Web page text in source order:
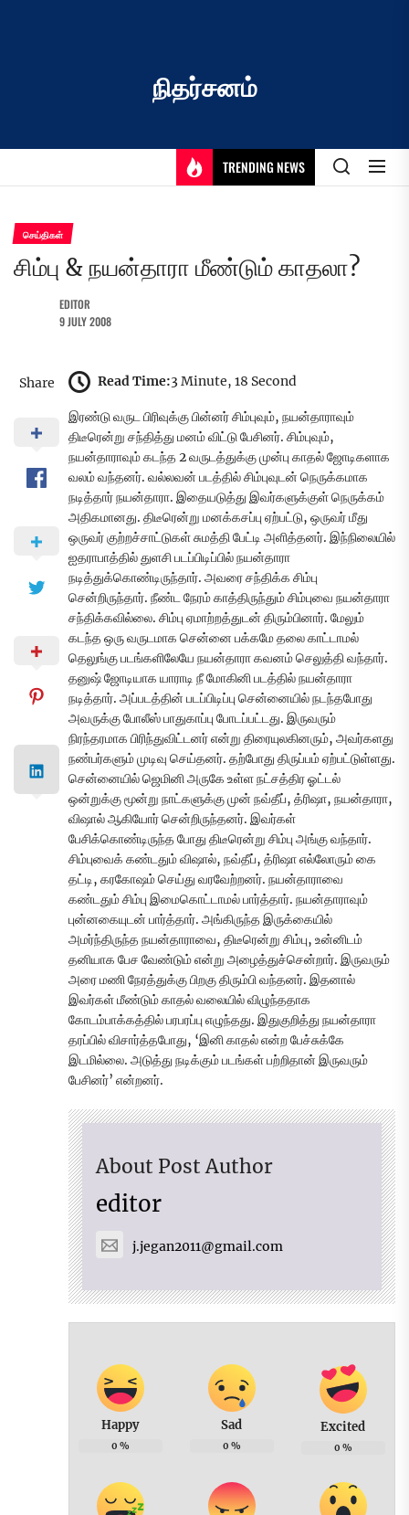
நிதர்சனம்
TRENDING NEWS
செய்திகள்
சிம்பு & நயன்தாரா மீண்டும் காதலா?
EDITOR
9 JULY 2008
Share Read Time:3 Minute, 18 Second
இரண்டு வருட பிரிவுக்கு பின்னர் சிம்புவும், நயன்தாராவும்
திடீரென்று சந்தித்து மனம் விட்டு பேசினர். சிம்புவும்,
நயன்தாராவும் கடந்த 2 வருடத்துக்கு முன்பு காதல் ஜோடிகளாக
வலம் வந்தனர். வல்லவன் படத்தில் சிம்புவுடன் நெருக்கமாக
நடித்தார் நயன்தாரா. இதையடுத்து இவர்களுக்குள் நெருக்கம்
அதிகமானது. திடீரென்று மனக்கசப்பு ஏற்பட்டு, ஒருவர் மீது
ஒருவர் குற்றச்சாட்டுகள் சுமத்தி பேட்டி அளித்தனர். இந்நிலையில்
ஐதராபாத்தில் துளசி படப்பிடிப்பில் நயன்தாரா
நடித்துக்கொண்டிருந்தார். அவரை சந்திக்க சிம்பு
சென்றிருந்தார். நீண்ட நேரம் காத்திருந்தும் சிம்புவை நயன்தாரா
சந்திக்கவில்லை. சிம்பு ஏமாற்றத்துடன் திரும்பினார். மேலும்
கடந்த ஒரு வருடமாக சென்னை பக்கமே தலை காட்டாமல்
தெலுங்கு படங்களிலேயே நயன்தாரா கவனம் செலுத்தி வந்தார்.
தனுஷ் ஜோடியாக யாராடி நீ மோகினி படத்தில் நயன்தாரா
நடித்தார். அப்படத்தின் படப்பிடிப்பு சென்னையில் நடந்தபோது
அவருக்கு போலீஸ் பாதுகாப்பு போடப்பட்டது. இருவரும்
நிரந்தரமாக பிரிந்துவிட்டனர் என்று திரையுலகினரும், அவர்களது
நண்பர்களும் முடிவு செய்தனர். தற்போது திருப்பம் ஏற்பட்டுள்ளது.
சென்னையில் ஜெமினி அருகே உள்ள நட்சத்திர ஓட்டல்
ஒன்றுக்கு மூன்று நாட்களுக்கு முன் நவ்தீப், த்ரிஷா, நயன்தாரா,
விஷால் ஆகியோர் சென்றிருந்தனர். இவர்கள்
பேசிக்கொண்டிருந்த போது திடீரென்று சிம்பு அங்கு வந்தார்.
சிம்புவைக் கண்டதும் விஷால், நவ்தீப், த்ரிஷா எல்லோரும் கை
தட்டி, கரகோஷம் செய்து வரவேற்றனர். நயன்தாராவை
கண்டதும் சிம்பு இமைகொட்டாமல் பார்த்தார். நயன்தாராவும்
புன்னகையுடன் பார்த்தார். அங்கிருந்த இருக்கையில்
அமர்ந்திருந்த நயன்தாராவை, திடீரென்று சிம்பு, உன்னிடம்
தனியாக பேச வேண்டும் என்று அழைத்துச்சென்றார். இருவரும்
அரை மணி நேரத்துக்கு பிறகு திரும்பி வந்தனர். இதனால்
இவர்கள் மீண்டும் காதல் வலையில் விழுந்ததாக
கோடம்பாக்கத்தில் பரபரப்பு எழுந்தது. இதுகுறித்து நயன்தாரா
தரப்பில் விசார்த்தபோது, ‘இனி காதல் என்ற பேச்சுக்கே
இடமில்லை. அடுத்து நடிக்கும் படங்கள் பற்றிதான் இருவரும்
பேசினர்’ என்றனர்.
About Post Author
editor
j.jegan2011@gmail.com
Happy
0 %
Sad
0 %
Excited
0 %